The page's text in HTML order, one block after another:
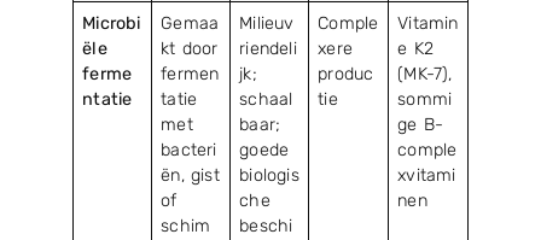
Microbi
ële
ferme
ntatie
Gemaa
kt door
fermen
tatie
met
bacteri
ën, gist
of
schim
Milieuv
riendeli
jk;
schaal
baar;
goede
biologis
che
beschi
Comple
xere
produc
tie
Vitamin
e K2
(MK-7),
sommi
ge B-
comple
xvitami
nen